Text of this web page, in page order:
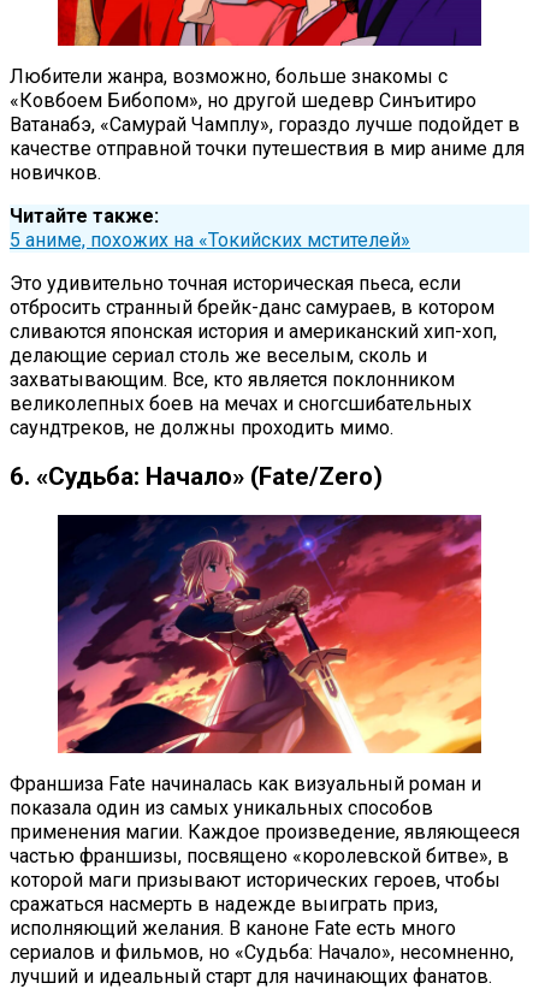
Любители жанра, возможно, больше знакомы с
«Ковбоем Бибопом», но другой шедевр Синъитиро
Ватанабэ, «Самурай Чамплу», гораздо лучше подойдет в
качестве отправной точки путешествия в мир аниме для
новичков.
Читайте также:
5 аниме, похожих на «Токийских мстителей»
Это удивительно точная историческая пьеса, если
отбросить странный брейк-данс самураев, в котором
сливаются японская история и американский хип-хоп,
делающие сериал столь же веселым, сколь и
захватывающим. Все, кто является поклонником
великолепных боев на мечах и сногсшибательных
саундтреков, не должны проходить мимо.
6. «Судьба: Начало» (Fate/Zero)
Франшиза Fate начиналась как визуальный роман и
показала один из самых уникальных способов
применения магии. Каждое произведение, являющееся
частью франшизы, посвящено «королевской битве», в
которой маги призывают исторических героев, чтобы
сражаться насмерть в надежде выиграть приз,
исполняющий желания. В каноне Fate есть много
сериалов и фильмов, но «Судьба: Начало», несомненно,
лучший и идеальный старт для начинающих фанатов.